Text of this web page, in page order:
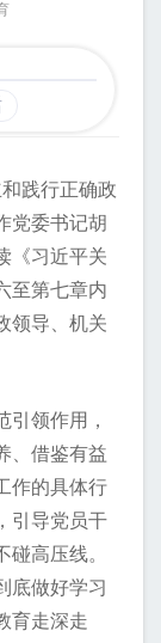
践行正确政
党委书记胡
《习近平关
至第七章内
领导、机关
领作用，
、借鉴有益
作的具体行
引导党员干
高压线。
底做好学习
育走深走